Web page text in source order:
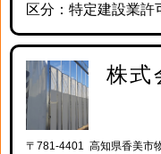
区分：特定建設業許
株式
〒781-4401 高知県香美市